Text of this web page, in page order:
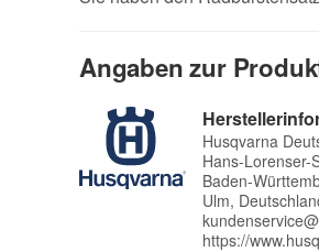
Angaben zur
Husqvarna
Hans-Lorenser-
Baden-
Ulm,
https://